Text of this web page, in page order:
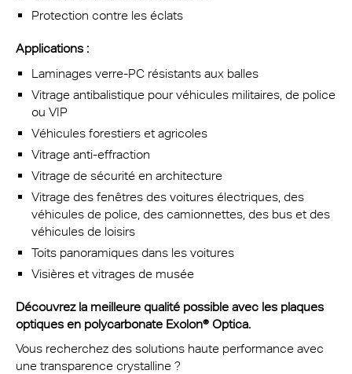
Protection contre les éclats
Applications :
Laminages verre-PC résistants aux balles
Vitrage antibalistique pour véhicules militaires, de police
ou VIP
Véhicules forestiers et agricoles
Vitrage anti-effraction
Vitrage de sécurité en architecture
Vitrage des fenêtres des voitures électriques, des
véhicules de police, des camionnettes, des bus et des
véhicules de loisirs
Toits panoramiques dans les voitures
Visières et vitrages de musée
Découvrez la meilleure qualité possible avec les plaques
optiques en polycarbonate Exolon® Optica.
Vous recherchez des solutions haute performance avec
une transparence crystalline ?